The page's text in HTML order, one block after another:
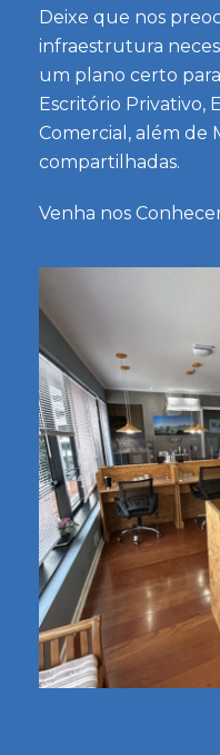
Deixe que nos
infraestrutura
um plano certo
Escritório Privativo,
Comercial, além de
compartilhadas.
Venha nos